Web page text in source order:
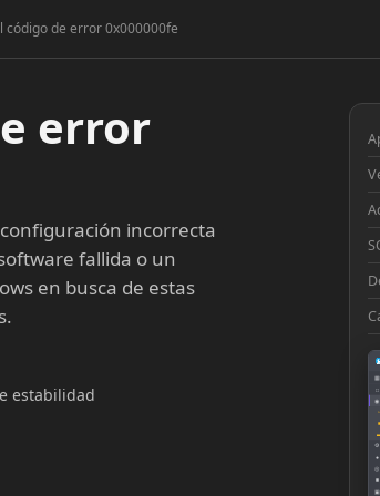
código de error 0x000000fe
error
incorrecta
fallida o un
en busca de estas
estabilidad
▦
□
◉
◔
■
⚙
●
◎
■
▣